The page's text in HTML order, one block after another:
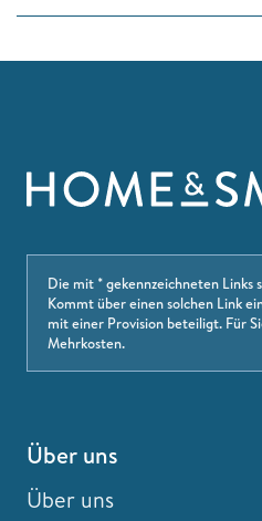
Die mit * gekennzeichneten Links
Kommt über einen solchen Link
mit einer Provision beteiligt. Für
Mehrkosten.
Über uns
Über uns